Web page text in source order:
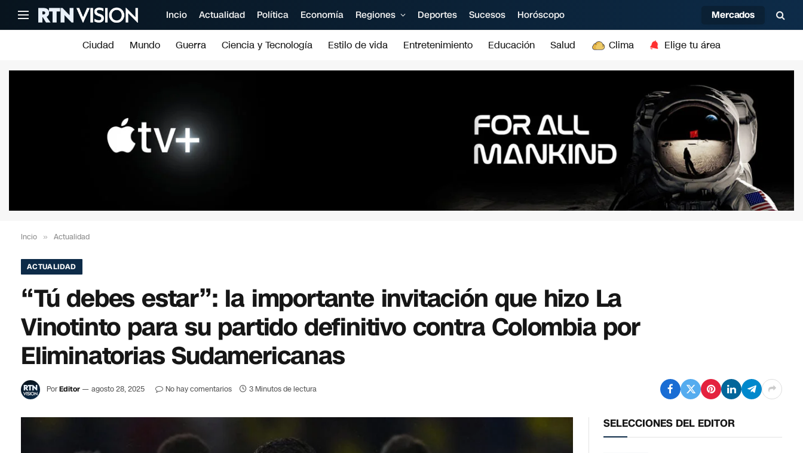
Incio Actualidad Política Economía Regiones Deportes Sucesos Horóscopo Mercados
Ciudad Mundo Guerra Ciencia y Tecnología Estilo de vida Entretenimiento Educación Salud Clima Elige tu área
Incio » Actualidad
ACTUALIDAD
“Tú debes estar”: la importante invitación que hizo La
Vinotinto para su partido definitivo contra Colombia por
Eliminatorias Sudamericanas
PorEditor agosto 28, 2025 No hay comentarios 3 Minutos de lectura
SELECCIONES DEL EDITOR